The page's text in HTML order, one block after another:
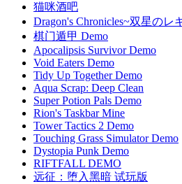
猫咪酒吧
Dragon's Chronicles~双星のレ
棋门遁甲 Demo
Apocalipsis Survivor Demo
Void Eaters Demo
Tidy Up Together Demo
Aqua Scrap: Deep Clean
Super Potion Pals Demo
Rion's Taskbar Mine
Tower Tactics 2 Demo
Touching Grass Simulator Demo
Dystopia Punk Demo
RIFTFALL DEMO
远征：堕入黑暗 试玩版